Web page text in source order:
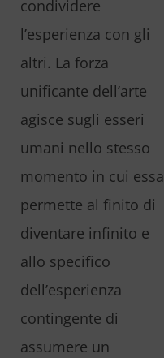
condividere
l’esperienza con gli
altri. La forza
unificante dell’arte
agisce sugli esseri
umani nello stesso
momento in cui essa
permette al finito di
diventare infinito e
allo specifico
dell’esperienza
contingente di
assumere un